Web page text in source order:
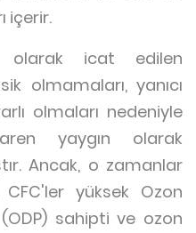
içerir.
olarak icat edilen
olmamaları, yanıcı
olmaları nedeniyle
yaygın olarak
Ancak, o zamanlar
yüksek Ozon
sahipti ve ozon